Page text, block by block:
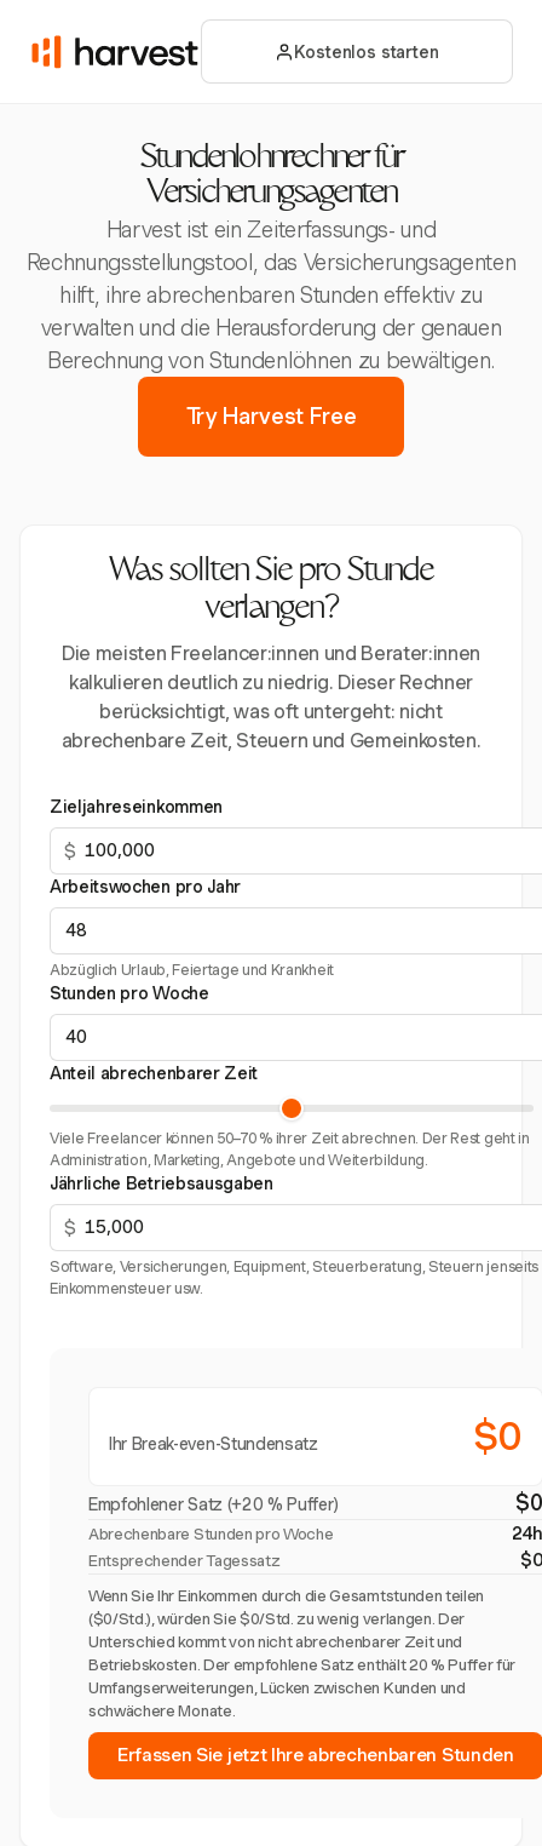
Kostenlos starten
Stundenlohnrechner für
Versicherungsagenten
Harvest ist ein Zeiterfassungs- und
Rechnungsstellungstool, das Versicherungsagenten
hilft, ihre abrechenbaren Stunden effektiv zu
verwalten und die Herausforderung der genauen
Berechnung von Stundenlöhnen zu bewältigen.
Try Harvest Free
Was sollten Sie pro Stunde
verlangen?
Die meisten Freelancer:innen und Berater:innen
kalkulieren deutlich zu niedrig. Dieser Rechner
berücksichtigt, was oft untergeht: nicht
abrechenbare Zeit, Steuern und Gemeinkosten.
Zieljahreseinkommen
$
Arbeitswochen pro Jahr
Abzüglich Urlaub, Feiertage und Krankheit
Stunden pro Woche
Anteil abrechenbarer Zeit
Viele Freelancer können 50–70 % ihrer Zeit abrechnen. Der Rest geht in
Administration, Marketing, Angebote und Weiterbildung.
Jährliche Betriebsausgaben
$
Software, Versicherungen, Equipment, Steuerberatung, Steuern
Einkommensteuer usw.
Ihr Break-even-Stundensatz $0
Empfohlener Satz (+20 % Puffer) $0
Abrechenbare Stunden pro Woche 24h
Entsprechender Tagessatz $0
Wenn Sie Ihr Einkommen durch die Gesamtstunden teilen
($0/Std.), würden Sie $0/Std. zu wenig verlangen. Der
Unterschied kommt von nicht abrechenbarer Zeit und
Betriebskosten. Der empfohlene Satz enthält 20 % Puffer für
Umfangserweiterungen, Lücken zwischen Kunden und
schwächere Monate.
Erfassen Sie jetzt Ihre abrechenbaren Stunden